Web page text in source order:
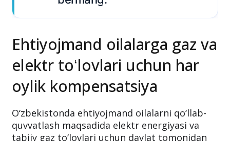
Ehtiyojmand oilalarga gaz va
elektr toʻlovlari uchun har
oylik kompensatsiya